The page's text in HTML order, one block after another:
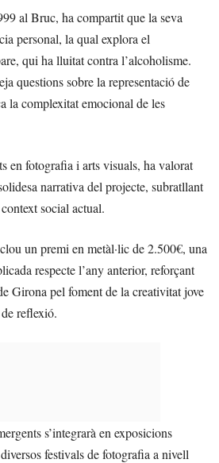
al Bruc, ha compartit que la seva
personal, la qual explora el
qui ha lluitat contra l’alcoholisme.
questions sobre la representació de
la complexitat emocional de les
en fotografia i arts visuals, ha valorat
narrativa del projecte, subratllant
social actual.
un premi en metàl·lic de 2.500€, una
respecte l’any anterior, reforçant
Girona pel foment de la creativitat jove
reflexió.
s’integrarà en exposicions
festivals de fotografia a nivell